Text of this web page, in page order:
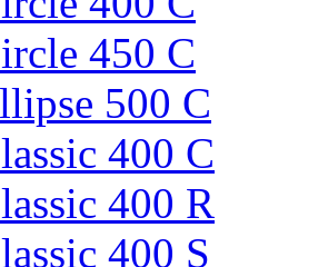
450 C
500 C
400 C
400 R
400 S